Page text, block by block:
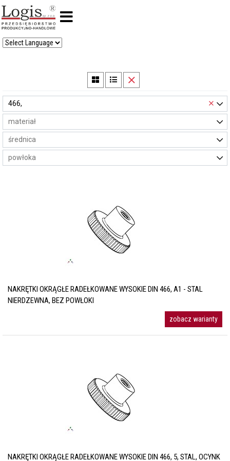
×
466
NAKRĘTKI OKRĄGŁE RADEŁKOWANE WYSOKIE DIN 466, A1 - STAL
NIERDZEWNA, BEZ POWŁOKI
zobacz warianty
NAKRĘTKI OKRĄGŁE RADEŁKOWANE WYSOKIE DIN 466, 5, STAL, OCYNK